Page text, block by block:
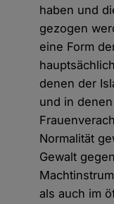
haben und
gezogen
eine Form
denen der
und in
Normalität
Gewalt
als auch im